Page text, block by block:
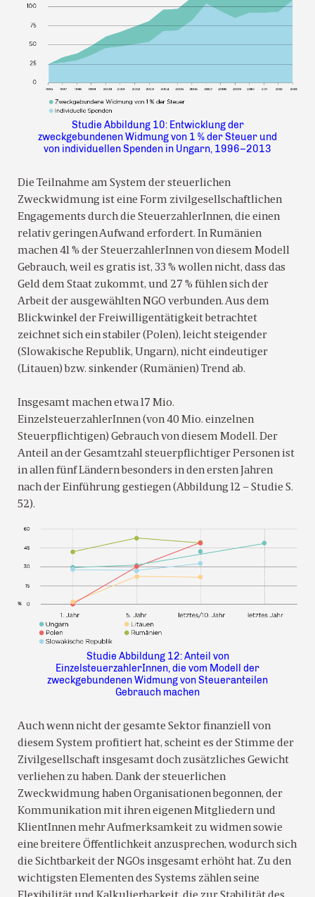
Studie Abbildung 10: Entwicklung der
zweckgebundenen Widmung von 1 % der Steuer und
von individuellen Spenden in Ungarn, 1996–2013
Die Teilnahme am System der steuerlichen
Zweckwidmung ist eine Form zivilgesellschaftlichen
Engagements durch die SteuerzahlerInnen, die einen
relativ geringen Aufwand erfordert. In Rumänien
machen 41 % der SteuerzahlerInnen von diesem Modell
Gebrauch, weil es gratis ist, 33 % wollen nicht, dass das
Geld dem Staat zukommt, und 27 % fühlen sich der
Arbeit der ausgewählten NGO verbunden. Aus dem
Blickwinkel der Freiwilligentätigkeit betrachtet
zeichnet sich ein stabiler (Polen), leicht steigender
(Slowakische Republik, Ungarn), nicht eindeutiger
(Litauen) bzw. sinkender (Rumänien) Trend ab.
Insgesamt machen etwa 17 Mio.
EinzelsteuerzahlerInnen (von 40 Mio. einzelnen
Steuerpflichtigen) Gebrauch von diesem Modell. Der
Anteil an der Gesamtzahl steuerpflichtiger Personen ist
in allen fünf Ländern besonders in den ersten Jahren
nach der Einführung gestiegen (Abbildung 12 – Studie S.
52).
Studie Abbildung 12: Anteil von
EinzelsteuerzahlerInnen, die vom Modell der
zweckgebundenen Widmung von Steueranteilen
Gebrauch machen
Auch wenn nicht der gesamte Sektor finanziell von
diesem System profitiert hat, scheint es der Stimme der
Zivilgesellschaft insgesamt doch zusätzliches Gewicht
verliehen zu haben. Dank der steuerlichen
Zweckwidmung haben Organisationen begonnen, der
Kommunikation mit ihren eigenen Mitgliedern und
KlientInnen mehr Aufmerksamkeit zu widmen sowie
eine breitere Öffentlichkeit anzusprechen, wodurch sich
die Sichtbarkeit der NGOs insgesamt erhöht hat. Zu den
wichtigsten Elementen des Systems zählen seine